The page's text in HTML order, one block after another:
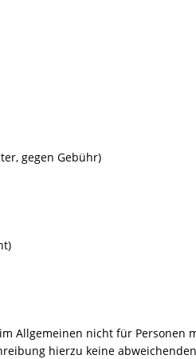
gegen Gebühr)
Allgemeinen nicht für Personen
hierzu keine